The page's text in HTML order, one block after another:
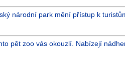
národní park mění přístup k
pět zoo vás okouzlí. Nabízejí